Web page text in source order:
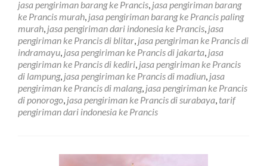
Negara
Prancis
di
Cirebon
jasa pengiriman barang ke Prancis, jasa pengiriman barang
ke Prancis murah, jasa pengiriman barang ke Prancis paling
murah, jasa pengiriman dari indonesia ke Prancis, jasa
pengiriman ke Prancis di blitar, jasa pengiriman ke Prancis di
indramayu, jasa pengiriman ke Prancis di jakarta, jasa
pengiriman ke Prancis di kediri, jasa pengiriman ke Prancis
di lampung, jasa pengiriman ke Prancis di madiun, jasa
pengiriman ke Prancis di malang, jasa pengiriman ke Prancis
di ponorogo, jasa pengiriman ke Prancis di surabaya, tarif
pengiriman dari indonesia ke Prancis